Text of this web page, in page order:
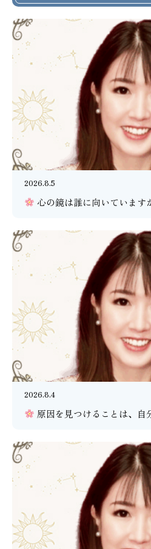
2026.8.5
心の鏡は誰に向いています
2026.8.4
原因を見つけることは、自